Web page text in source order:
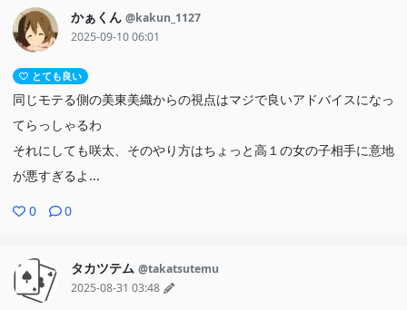
かぁくん @kakun_1127
2025-09-10 06:01
とても良い
同じモテる側の美東美織からの視点はマジで良いアドバイスになっ
てらっしゃるわ
それにしても咲太、そのやり方はちょっと高１の女の子相手に意地
が悪すぎるよ...
0 0
タカツテム @takatsutemu
2025-08-31 03:48